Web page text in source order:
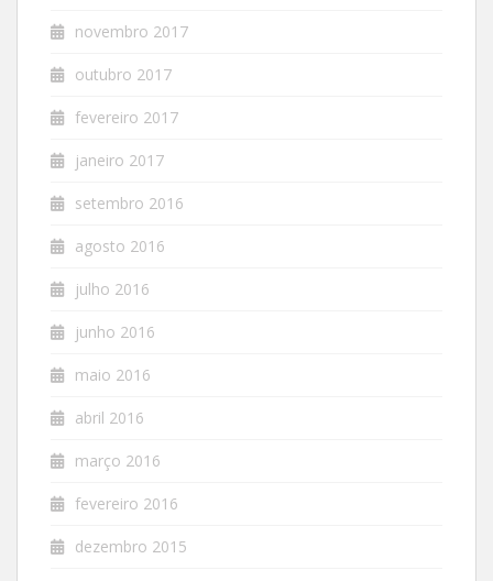
novembro 2017
outubro 2017
fevereiro 2017
janeiro 2017
setembro 2016
agosto 2016
julho 2016
junho 2016
maio 2016
abril 2016
março 2016
fevereiro 2016
dezembro 2015